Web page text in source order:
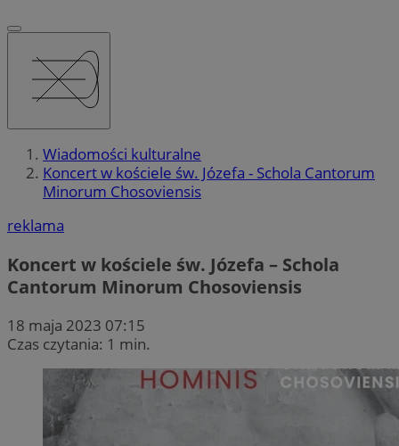
Wiadomości kulturalne
Koncert w kościele św. Józefa - Schola Cantorum
Minorum Chosoviensis
reklama
Koncert w kościele św. Józefa – Schola
Cantorum Minorum Chosoviensis
18 maja 2023 07:15
Czas czytania: 1 min.